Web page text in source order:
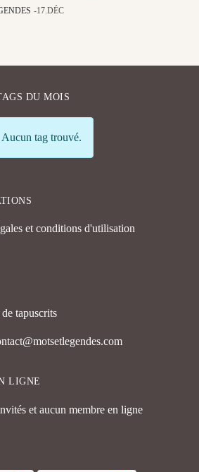
17.DÉC
DU MOIS
Info
Aucun tag trouvé.
et conditions d'utilisation
tapuscrits
LIGNE
et aucun membre en ligne